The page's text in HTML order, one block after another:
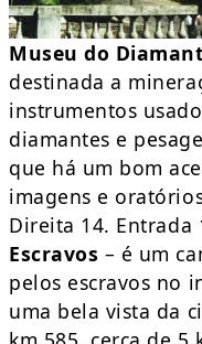
Museu do
destinada a
instrumentos
diamantes e
que há um bom
imagens e
Direita 14. Entrada
Escravos – é um
pelos escravos no
uma bela vista da